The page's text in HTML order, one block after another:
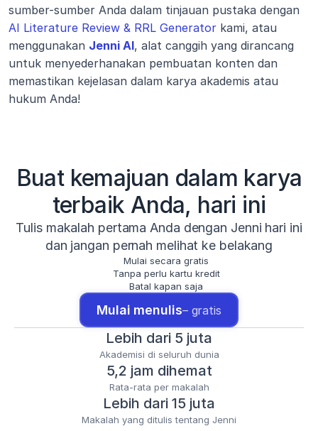
AI Literature Review & RRL Generator kami, atau
menggunakan Jenni AI, alat canggih yang dirancang
untuk menyederhanakan pembuatan konten dan
memastikan kejelasan dalam karya akademis atau
hukum Anda!
Buat kemajuan dalam karya
terbaik Anda, hari ini
Tulis makalah pertama Anda dengan Jenni hari ini
dan jangan pernah melihat ke belakang
Mulai secara gratis
Tanpa perlu kartu kredit
Batal kapan saja
Mulai menulis– gratis
Lebih dari 5 juta
Akademisi di seluruh dunia
5,2 jam dihemat
Rata-rata per makalah
Lebih dari 15 juta
Makalah yang ditulis tentang Jenni